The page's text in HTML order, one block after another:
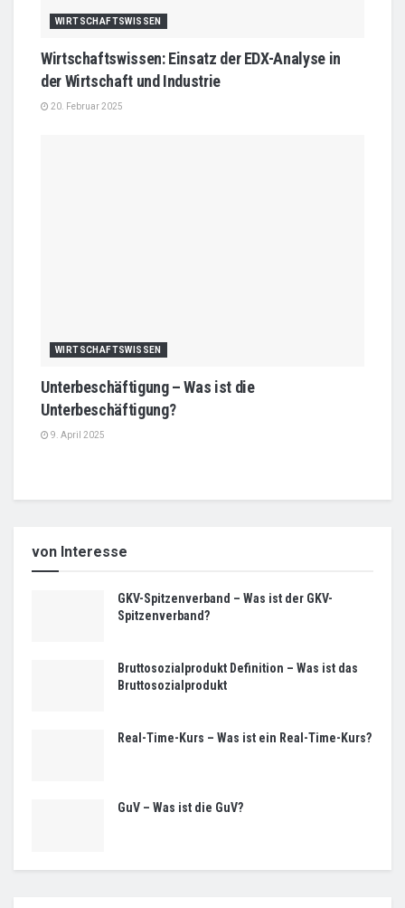
WIRTSCHAFTSWISSEN
Wirtschaftswissen: Einsatz der EDX-Analyse in
der Wirtschaft und Industrie
20. Februar 2025
WIRTSCHAFTSWISSEN
Unterbeschäftigung – Was ist die
Unterbeschäftigung?
9. April 2025
von Interesse
GKV-Spitzenverband – Was ist der GKV-
Spitzenverband?
Bruttosozialprodukt Definition – Was ist das
Bruttosozialprodukt
Real-Time-Kurs – Was ist ein Real-Time-Kurs?
GuV – Was ist die GuV?